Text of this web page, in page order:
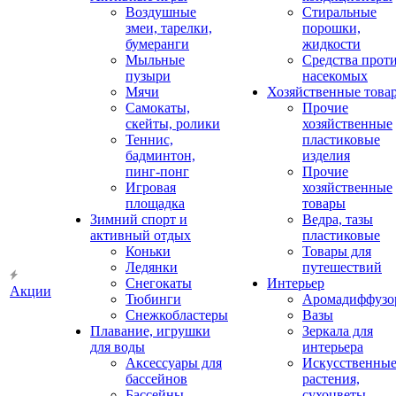
Акции
Воздушные
змеи, тарелки,
бумеранги
Мыльные
пузыри
Мячи
Самокаты,
скейты, ролики
Теннис,
бадминтон,
пинг-понг
Игровая
площадка
Зимний спорт и
активный отдых
Коньки
Ледянки
Снегокаты
Тюбинги
Снежкобластеры
Плавание, игрушки
для воды
Аксессуары для
бассейнов
Стиральные
порошки,
жидкости
Средства
насекомых
Хозяйственные
Прочие
хозяйственные
пластиковые
изделия
Прочие
хозяйственные
товары
Ведра, тазы
пластиковые
Товары для
путешествий
Интерьер
Вазы
Зеркала для
интерьера
Искусственные
растения,